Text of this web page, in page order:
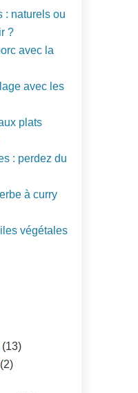
: naturels ou
?
avec la
avec les
plats
: perdez du
à curry
végétales
(13)
(2)